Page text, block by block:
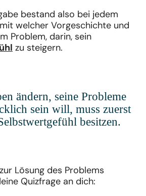
bestand also bei jedem
welcher Vorgeschichte und
Problem, darin, sein
zu steigern.
ändern, seine Probleme
sein will, muss zuerst
besitzen.
Lösung des Problems
Quizfrage an dich: